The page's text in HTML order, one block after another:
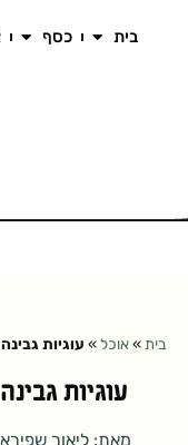
בית כסף
בית »אוכל» עוגיות
עוגיות
מאת: ליאור שפירא